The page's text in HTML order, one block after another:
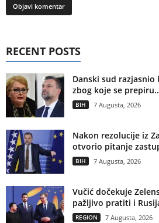
RECENT POSTS
Danski sud
zbog koje se
BIH 7 Augusta, 2026
Nakon rezolucije iz
otvorio pitanje
BIH 7 Augusta, 2026
Vučić dočekuje
pažljivo pratiti i
REGION 7 Augusta, 2026